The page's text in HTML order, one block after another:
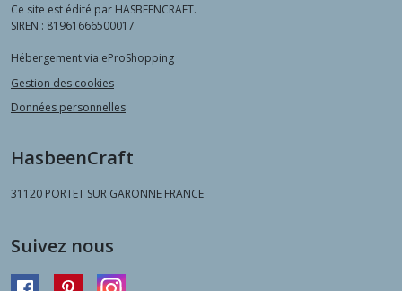
Ce site est édité par HASBEENCRAFT.
SIREN : 81961666500017
Hébergement via eProShopping
Gestion des cookies
Données personnelles
HasbeenCraft
31120 PORTET SUR GARONNE FRANCE
Suivez nous